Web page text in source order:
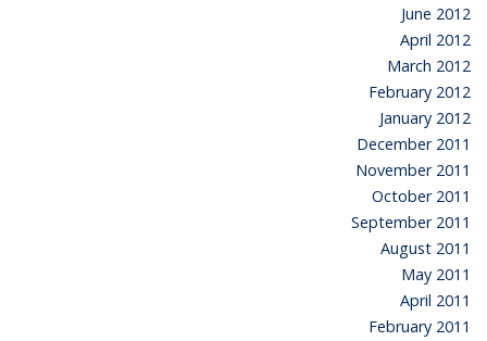
June 2012
April 2012
March 2012
February 2012
January 2012
December 2011
November 2011
October 2011
September 2011
August 2011
May 2011
April 2011
February 2011